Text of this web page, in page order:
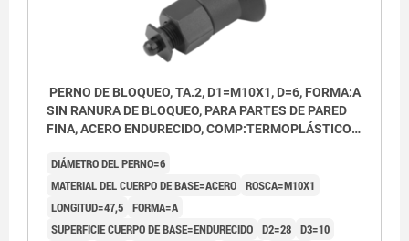
PERNO DE BLOQUEO, TA.2, D1=M10X1, D=6, FORMA:A
SIN RANURA DE BLOQUEO, PARA PARTES DE PARED
FINA, ACERO ENDURECIDO, COMP:TERMOPLÁSTICO
DIÁMETRO DEL PERNO=6
MATERIAL DEL CUERPO DE BASE=ACERO ROSCA=M10X1
LONGITUD=47,5 FORMA=A
SUPERFICIE CUERPO DE BASE=ENDURECIDO D2=28 D3=10